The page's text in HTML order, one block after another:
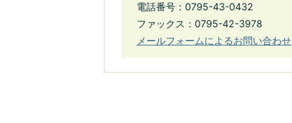
電話番号：0795-43-0432
ファックス：0795-42-3978
メールフォームによるお問い合わせ